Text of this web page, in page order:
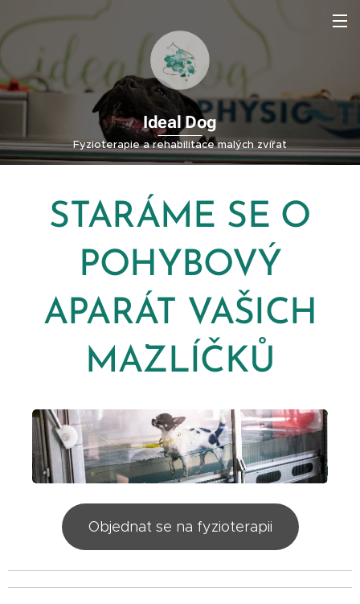
Ideal Dog
Fyzioterapie a rehabilitace malých zvířat
STARÁME SE O
POHYBOVÝ
APARÁT VAŠICH
MAZLÍČKŮ
Objednat se na fyzioterapii